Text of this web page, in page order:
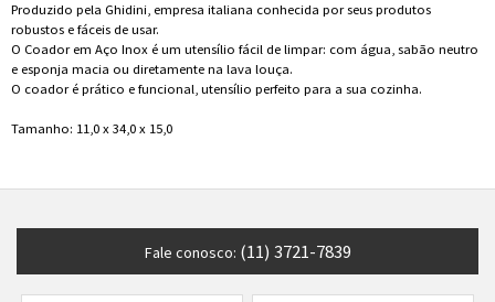
Produzido pela Ghidini, empresa italiana conhecida por seus produtos
robustos e fáceis de usar.
O Coador em Aço Inox é um utensílio fácil de limpar: com água, sabão neutro
e esponja macia ou diretamente na lava louça.
O coador é prático e funcional, utensílio perfeito para a sua cozinha.
Tamanho: 11,0 x 34,0 x 15,0
Fale conosco: (11) 3721-7839